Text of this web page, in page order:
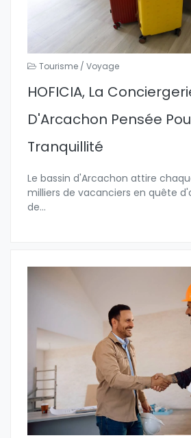
Tourisme / Voyage
HOFICIA, La
D'Arcachon Pensée
Tranquillité
Le bassin d'Arcachon attire
milliers de vacanciers en quête
de...